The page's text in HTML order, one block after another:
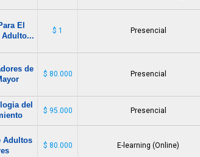
El
Adulto...
$ 1 Presencial
de
$ 80.000 Presencial
del
$ 95.000 Presencial
Adultos
$ 80.000 E-learning (Online)